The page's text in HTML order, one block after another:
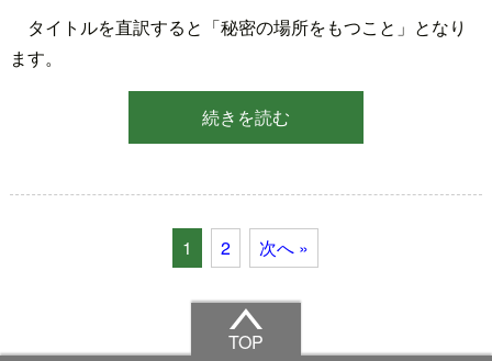
タイトルを直訳すると「秘密の場所をもつこと」となり
ます。
続きを読む
1 2 次へ »
TOP